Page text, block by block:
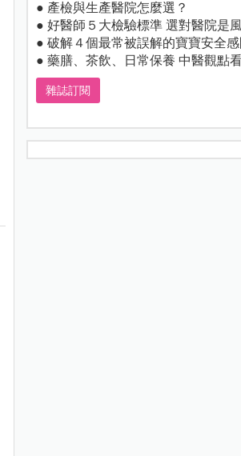
● 產檢與生產醫院怎麼選？
● 好醫師５大檢驗標準 選對醫院是
● 破解４個最常被誤解的寶寶安全感
● 藥膳、茶飲、日常保養 中醫觀點
雜誌訂閱